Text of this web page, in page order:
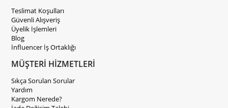
Teslimat Koşulları
Güvenli Alışveriş
Üyelik İşlemleri
Blog
İnfluencer İş Ortaklığı
MÜŞTERİ HİZMETLERİ
Sıkça Sorulan Sorular
Yardım
Kargom Nerede?